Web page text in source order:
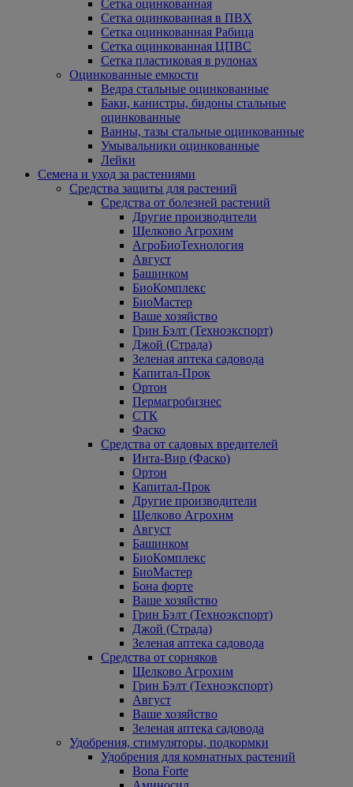
Сетка оцинкованная
Сетка оцинкованная в ПВХ
Сетка оцинкованная Рабица
Сетка оцинкованная ЦПВС
Сетка пластиковая в рулонах
Оцинкованные емкости
Ведра стальные оцинкованные
Баки, канистры, бидоны стальные
оцинкованные
Ванны, тазы стальные оцинкованные
Умывальники оцинкованные
Лейки
Семена и уход за растениями
Средства защиты для растений
Средства от болезней растений
Другие производители
Щелково Агрохим
АгроБиоТехнология
Август
Башинком
БиоКомплекс
БиоМастер
Ваше хозяйство
Грин Бэлт (Техноэкспорт)
Джой (Страда)
Зеленая аптека садовода
Капитал-Прок
Ортон
Пермагробизнес
СТК
Фаско
Средства от садовых вредителей
Инта-Вир (Фаско)
Ортон
Капитал-Прок
Другие производители
Щелково Агрохим
Август
Башинком
БиоКомплекс
БиоМастер
Бона форте
Ваше хозяйство
Грин Бэлт (Техноэкспорт)
Джой (Страда)
Зеленая аптека садовода
Средства от сорняков
Щелково Агрохим
Грин Бэлт (Техноэкспорт)
Август
Ваше хозяйство
Зеленая аптека садовода
Удобрения, стимуляторы, подкормки
Удобрения для комнатных растений
Bona Forte